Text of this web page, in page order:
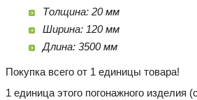
Толщина: 20 мм
Ширина: 120 мм
Длина: 3500 мм
Покупка всего от 1 единицы товара!
1 единица этого погонажного изделия